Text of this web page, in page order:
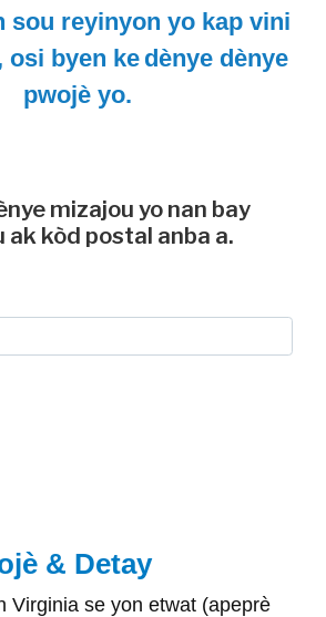
sou reyinyon yo kap vini
byen ke dènye dènye
pwojè yo.
mizajou yo nan bay
ak kòd postal anba a.
& Detay
Virginia se yon etwat (apeprè